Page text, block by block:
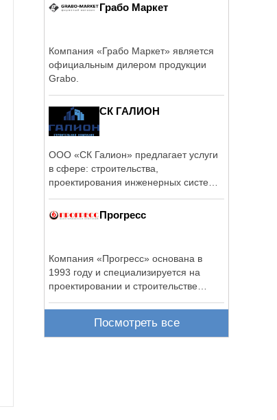
Грабо Маркет
Компания «Грабо Маркет» является
официальным дилером продукции
Grabo.
СК ГАЛИОН
ООО «СК Галион» предлагает услуги
в сфере: строительства,
проектирования инженерных систем,
Прогресс
Компания «Прогресс» основана в
1993 году и специализируется на
проектировании и строительстве
Посмотреть все